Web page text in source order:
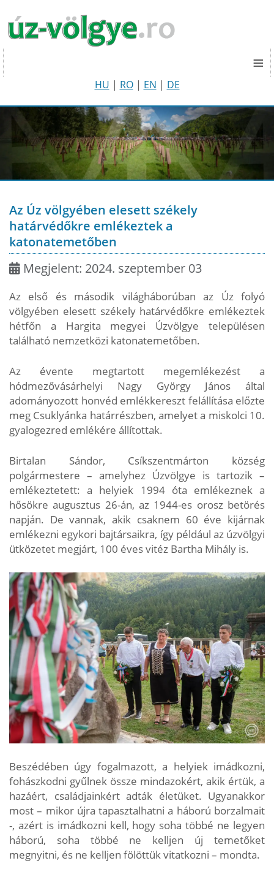
≡
HU | RO| EN | DE
Az Úz völgyében elesett székely
határvédőkre emlékeztek a
katonatemetőben
Megjelent: 2024. szeptember 03
Az első és második világháborúban az Úz folyó
völgyében elesett székely határvédőkre emlékeztek
hétfőn a Hargita megyei Úzvölgye településen
található nemzetközi katonatemetőben.
Az évente megtartott megemlékezést a
hódmezővásárhelyi Nagy György János által
adományozott honvéd emlékkereszt felállítása előzte
meg Csuklyánka határrészben, amelyet a miskolci 10.
gyalogezred emlékére állítottak.
Birtalan Sándor, Csíkszentmárton község
polgármestere – amelyhez Úzvölgye is tartozik –
emlékeztetett: a helyiek 1994 óta emlékeznek a
hősökre augusztus 26-án, az 1944-es orosz betörés
napján. De vannak, akik csaknem 60 éve kijárnak
emlékezni egykori bajtársaikra, így például az úzvölgyi
ütközetet megjárt, 100 éves vitéz Bartha Mihály is.
Beszédében úgy fogalmazott, a helyiek imádkozni,
fohászkodni gyűlnek össze mindazokért, akik értük, a
hazáért, családjainkért adták életüket. Ugyanakkor
most – mikor újra tapasztalhatni a háború borzalmait
-, azért is imádkozni kell, hogy soha többé ne legyen
háború, soha többé ne kelljen új temetőket
megnyitni, és ne kelljen fölöttük vitatkozni – mondta.